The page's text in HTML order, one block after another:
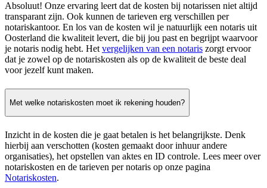
Absoluut! Onze ervaring leert dat de kosten bij notarissen niet altijd
transparant zijn. Ook kunnen de tarieven erg verschillen per
notariskantoor. En los van de kosten wil je natuurlijk een notaris uit
Oosterland die kwaliteit levert, die bij jou past en begrijpt waarvoor
je notaris nodig hebt. Hetvergelijken van een notaris zorgt ervoor
dat je zowel op de notariskosten als op de kwaliteit de beste deal
voor jezelf kunt maken.
Met welke notariskosten moet ik rekening houden?
Inzicht in de kosten die je gaat betalen is het belangrijkste. Denk
hierbij aan verschotten (kosten gemaakt door inhuur andere
organisaties), het opstellen van aktes en ID controle. Lees meer over
notariskosten en de tarieven per notaris op onze pagina
Notariskosten.